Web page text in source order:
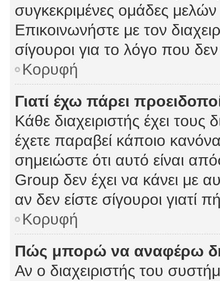
συγκεκριμένες ομάδες
Επικοινωνήστε με τον
σίγουροι για το λόγο που
Κορυφή
Γιατί έχω πάρει
Κάθε διαχειριστής έχει
έχετε παραβεί κάποιο
σημειώστε ότι αυτό είναι
Group δεν έχει να κάνει με
αν δεν είστε σίγουροι γιατί
Κορυφή
Πώς μπορώ να αναφέρω
Αν ο διαχειριστής του